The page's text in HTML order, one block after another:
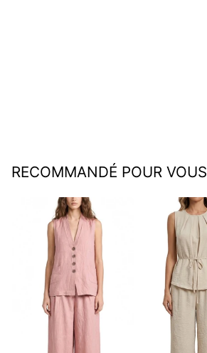
RECOMMANDÉ POUR VOUS